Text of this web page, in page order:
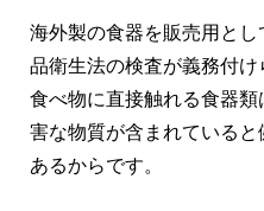
海外製の食器を販売用と
品衛生法の検査が義務付け
食べ物に直接触れる食器
害な物質が含まれている
あるからです。